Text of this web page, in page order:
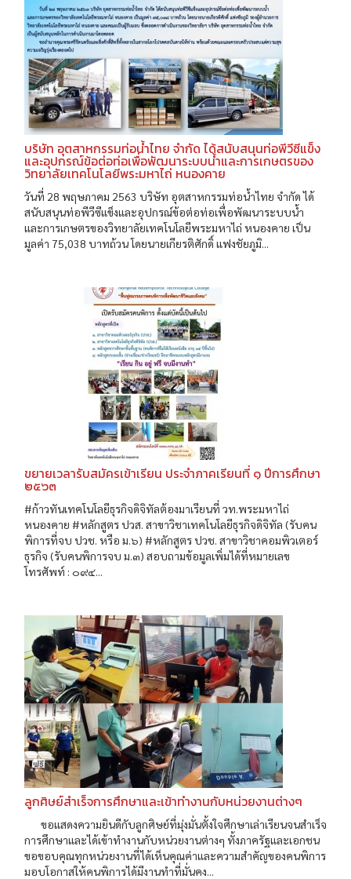
บริษัท อุตสาหกรรมท่อน้ำไทย จำกัด ได้สนับสนุนท่อพีวีซีแข็ง
และอุปกรณ์ข้อต่อท่อเพื่อพัฒนาระบบน้ำและการเกษตรของ
วิทยาลัยเทคโนโลยีพระมหาไถ่ หนองคาย
วันที่ 28 พฤษภาคม 2563 บริษัท อุตสาหกรรมท่อน้ำไทย จำกัด ได้
สนับสนุนท่อพีวีซีแข็งและอุปกรณ์ข้อต่อท่อเพื่อพัฒนาระบบน้ำ
และการเกษตรของวิทยาลัยเทคโนโลยีพระมหาไถ่ หนองคาย เป็น
มูลค่า 75,038 บาทถ้วน โดยนายเกียรติศักดิ์ แฟงชัยภูมิ...
ขยายเวลารับสมัครเข้าเรียน ประจำภาคเรียนที่ ๑ ปีการศึกษา
๒๕๖๓
#ก้าวทันเทคโนโลยีธุรกิจดิจิทัลต้องมาเรียนที่ วท.พระมหาไถ่
หนองคาย #หลักสูตร ปวส. สาขาวิชาเทคโนโลยีธุรกิจดิจิทัล (รับคน
พิการที่จบ ปวช. หรือ ม.๖) #หลักสูตร ปวช. สาขาวิชาคอมพิวเตอร์
ธุรกิจ (รับคนพิการจบ ม.๓) สอบถามข้อมูลเพิ่มได้ที่หมายเลข
โทรศัพท์ : ๐๙๔...
ลูกศิษย์สำเร็จการศึกษาและเข้าทำงานกับหน่วยงานต่างๆ
ขอแสดงความยินดีกับลูกศิษย์ที่มุ่งมั่นตั้งใจศึกษาเล่าเรียนจนสำเร็จ
การศึกษาและได้เข้าทำงานกับหน่วยงานต่างๆ ทั้งภาครัฐและเอกชน
ขอขอบคุณทุกหน่วยงานที่ได้เห็นคุณค่าและความสำคัญของคนพิการ
มอบโอกาสให้คนพิการได้มีงานทำที่มั่นคง...